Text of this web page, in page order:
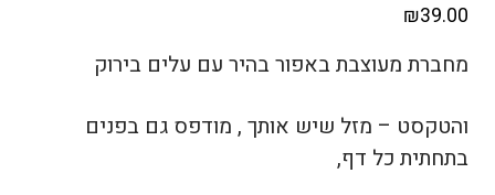
₪39.00
מחברת מעוצבת באפור בהיר עם עלים בירוק
והטקסט – מזל שיש אותך , מודפס גם בפנים
בתחתית כל דף,